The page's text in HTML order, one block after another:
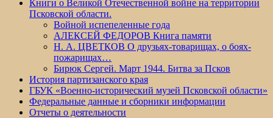
Книги о Великой Отечественной войне на территории
Псковской области.
Войной испепеленные года
АЛЕКСЕЙ ФЕДОРОВ Книга памяти
Н. А. ЦВЕТКОВ О друзьях-товарищах, о боях-
пожарищах…
Бирюк Сергей. Март 1944. Битва за Псков
История партизанского края
ГБУК «Военно-исторический музей Псковской области»
Федеральные данные и сборники информации
Отчеты о деятельности